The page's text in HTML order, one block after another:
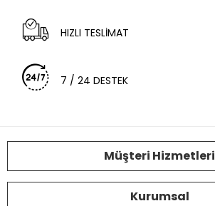
HIZLI TESLİMAT
7 / 24 DESTEK
Müşteri Hizmetleri
Kurumsal